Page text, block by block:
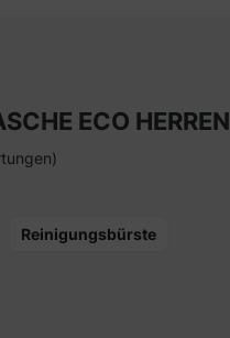
ECO HERREN
Reinigungsbürste